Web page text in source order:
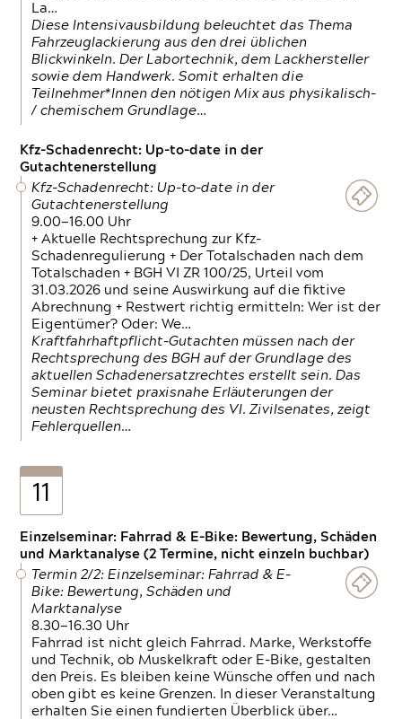
La…
Diese Intensivausbildung beleuchtet das Thema
Fahrzeuglackierung aus den drei üblichen
Blickwinkeln. Der Labortechnik, dem Lackhersteller
sowie dem Handwerk. Somit erhalten die
Teilnehmer*Innen den nötigen Mix aus physikalisch-
/ chemischem Grundlage…
Kfz-Schadenrecht: Up-to-date in der
Gutachtenerstellung
Kfz-Schadenrecht: Up-to-date in der
Gutachtenerstellung
9.00—16.00 Uhr
+ Aktuelle Rechtsprechung zur Kfz-
Schadenregulierung + Der Totalschaden nach dem
Totalschaden + BGH VI ZR 100/25, Urteil vom
31.03.2026 und seine Auswirkung auf die fiktive
Abrechnung + Restwert richtig ermitteln: Wer ist der
Eigentümer? Oder: We…
Kraftfahrhaftpflicht-Gutachten müssen nach der
Rechtsprechung des BGH auf der Grundlage des
aktuellen Schadenersatzrechtes erstellt sein. Das
Seminar bietet praxisnahe Erläuterungen der
neusten Rechtsprechung des VI. Zivilsenates, zeigt
Fehlerquellen…
11
Einzelseminar: Fahrrad & E-Bike: Bewertung, Schäden
und Marktanalyse (2 Termine, nicht einzeln buchbar)
Termin 2/2: Einzelseminar: Fahrrad & E-
Bike: Bewertung, Schäden und
Marktanalyse
8.30—16.30 Uhr
Fahrrad ist nicht gleich Fahrrad. Marke, Werkstoffe
und Technik, ob Muskelkraft oder E-Bike, gestalten
den Preis. Es bleiben keine Wünsche offen und nach
oben gibt es keine Grenzen. In dieser Veranstaltung
erhalten Sie einen fundierten Überblick über…